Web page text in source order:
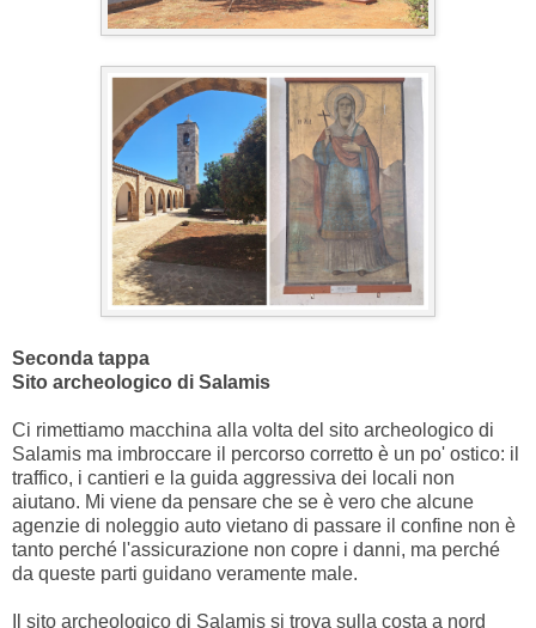
Seconda tappa
Sito archeologico di Salamis
Ci rimettiamo macchina alla volta del sito archeologico di
Salamis ma imbroccare il percorso corretto è un po' ostico: il
traffico, i cantieri e la guida aggressiva dei locali non
aiutano. Mi viene da pensare che se è vero che alcune
agenzie di noleggio auto vietano di passare il confine non è
tanto perché l'assicurazione non copre i danni, ma perché
da queste parti guidano veramente male.
Il sito archeologico di Salamis si trova sulla costa a nord